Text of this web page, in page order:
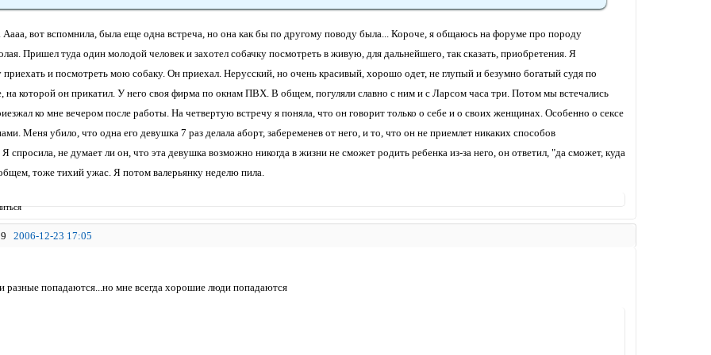
Аааа, вот вспомнила, была еще одна встреча, но она как бы по другому поводу была... Короче, я общаюсь на форуме про породу
Пришел туда один молодой человек и захотел собачку посмотреть в живую, для дальнейшего, так сказать, приобретения. Я
и посмотреть мою собаку. Он приехал. Нерусский, но очень красивый, хорошо одет, не глупый и безумно богатый судя по
на которой он прикатил. У него своя фирма по окнам ПВХ. В общем, погуляли славно с ним и с Ларсом часа три. Потом мы встечались
ко мне вечером после работы. На четвертую встречу я поняла, что он говорит только о себе и о своих женщинах. Особенно о сексе
Меня убило, что одна его девушка 7 раз делала аборт, забеременев от него, и то, что он не приемлет никаких способов
спросила, не думает ли он, что эта девушка возможно никогда в жизни не сможет родить ребенка из-за него, он ответил, "да сможет, куда
тоже тихий ужас. Я потом валерьянку неделю пила.
9 2006-12-23 17:05
разные попадаются...но мне всегда хорошие люди попадаются